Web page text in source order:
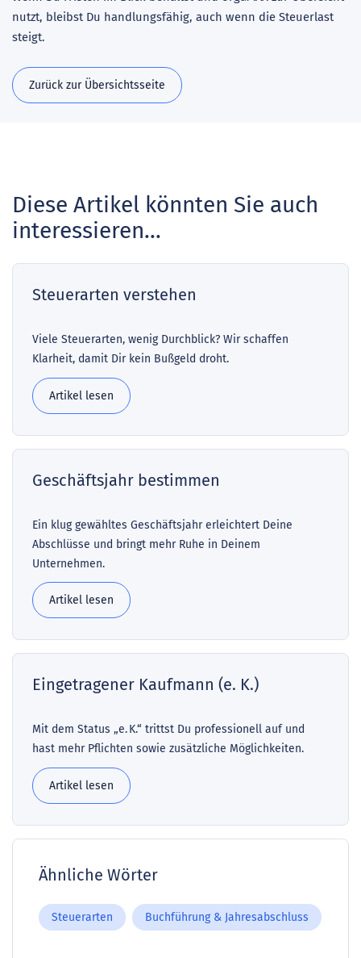
nutzt, bleibst Du handlungsfähig, auch wenn die Steuerlast
steigt.
Zurück zur Übersichtsseite
Diese Artikel könnten Sie auch
interessieren...
Steuerarten verstehen
Viele Steuerarten, wenig Durchblick? Wir schaffen
Klarheit, damit Dir kein Bußgeld droht.
Artikel lesen
Geschäftsjahr bestimmen
Ein klug gewähltes Geschäftsjahr erleichtert Deine
Abschlüsse und bringt mehr Ruhe in Deinem
Unternehmen.
Artikel lesen
Eingetragener Kaufmann (e. K.)
Mit dem Status „e. K.“ trittst Du professionell auf und
hast mehr Pflichten sowie zusätzliche Möglichkeiten.
Artikel lesen
Ähnliche Wörter
Steuerarten Buchführung & Jahresabschluss